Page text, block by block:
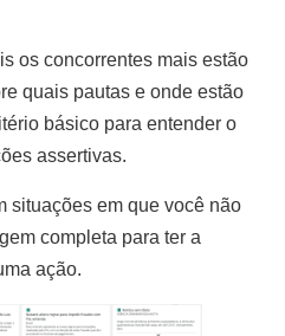
os concorrentes mais estão
quais pautas e onde estão
básico para entender o
assertivas.
situações em que você não
completa para ter a
ação.